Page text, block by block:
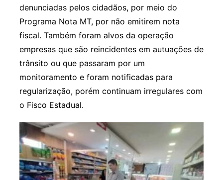
denunciadas pelos cidadãos, por meio do
Programa Nota MT, por não emitirem nota
fiscal. Também foram alvos da operação
empresas que são reincidentes em autuações de
trânsito ou que passaram por um
monitoramento e foram notificadas para
regularização, porém continuam irregulares com
o Fisco Estadual.